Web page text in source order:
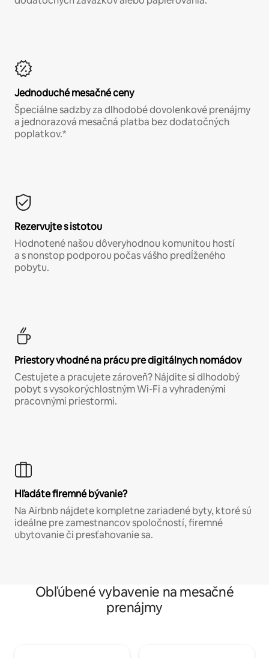
Jednoduché mesačné ceny
Špeciálne sadzby za dlhodobé dovolenkové prenájmy
a jednorazová mesačná platba bez dodatočných
poplatkov.*
Rezervujte s istotou
Hodnotené našou dôveryhodnou komunitou hostí
a s nonstop podporou počas vášho predĺženého
pobytu.
Priestory vhodné na prácu pre digitálnych nomádov
Cestujete a pracujete zároveň? Nájdite si dlhodobý
pobyt s vysokorýchlostným Wi-Fi a vyhradenými
pracovnými priestormi.
Hľadáte firemné bývanie?
Na Airbnb nájdete kompletne zariadené byty, ktoré sú
ideálne pre zamestnancov spoločností, firemné
ubytovanie či presťahovanie sa.
Obľúbené vybavenie na mesačné
prenájmy